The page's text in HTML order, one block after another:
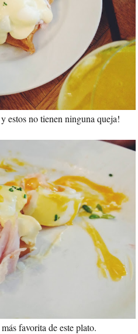
estos no tienen ninguna queja!
favorita de este plato.